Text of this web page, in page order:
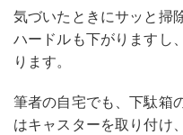
気づいたときにサッと掃
ハードルも下がりますし
ります。
筆者の自宅でも、下駄箱
はキャスターを取り付け